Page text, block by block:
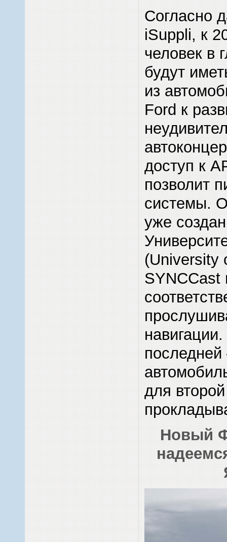
Согласно
iSuppli, к
человек в
будут
из
Ford к
доступ к
позволит
системы.
уже
(University
SYNCCast
для
Новый